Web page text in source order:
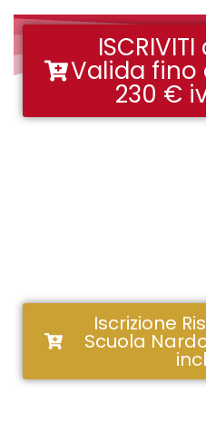
Valida fino
230 €
Iscrizione
Scuola